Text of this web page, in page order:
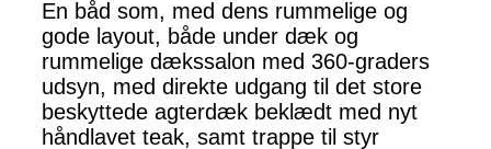
En båd som, med dens rummelige og
gode layout, både under dæk og
rummelige dækssalon med 360-graders
udsyn, med direkte udgang til det store
beskyttede agterdæk beklædt med nyt
håndlavet teak, samt trappe til styr